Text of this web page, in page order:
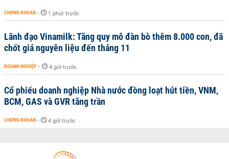
CHỨNG KHOÁN - 1 phút trước
Lãnh đạo Vinamilk: Tăng quy mô đàn bò thêm 8.000 con, đã
chốt giá nguyên liệu đến tháng 11
DOANH NGHIỆP - 4 giờ trước
Cổ phiếu doanh nghiệp Nhà nước đồng loạt hút tiền, VNM,
BCM, GAS và GVR tăng trần
CHỨNG KHOÁN - 4 giờ trước